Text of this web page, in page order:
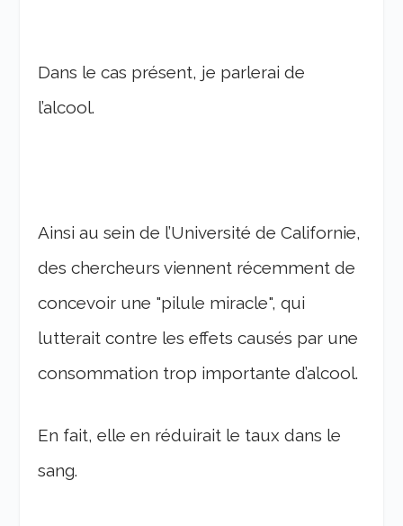
Dans le cas présent, je parlerai de
l’alcool.
Ainsi au sein de l’Université de Californie,
des chercheurs viennent récemment de
concevoir une "pilule miracle", qui
lutterait contre les effets causés par une
consommation trop importante d’alcool.
En fait, elle en réduirait le taux dans le
sang.